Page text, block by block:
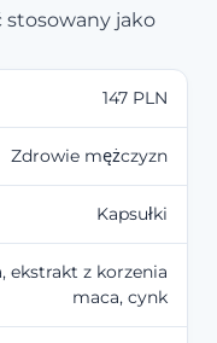
jako
147 PLN
Zdrowie mężczyzn
Kapsułki
ekstrakt z korzenia
maca, cynk